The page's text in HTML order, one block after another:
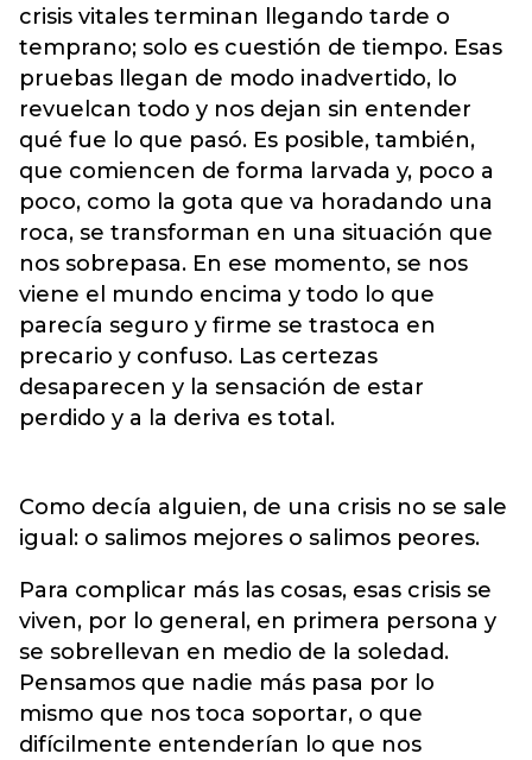
crisis vitales terminan llegando tarde o
temprano; solo es cuestión de tiempo. Esas
pruebas llegan de modo inadvertido, lo
revuelcan todo y nos dejan sin entender
qué fue lo que pasó. Es posible, también,
que comiencen de forma larvada y, poco a
poco, como la gota que va horadando una
roca, se transforman en una situación que
nos sobrepasa. En ese momento, se nos
viene el mundo encima y todo lo que
parecía seguro y firme se trastoca en
precario y confuso. Las certezas
desaparecen y la sensación de estar
perdido y a la deriva es total.
Como decía alguien, de una crisis no se sale
igual: o salimos mejores o salimos peores.
Para complicar más las cosas, esas crisis se
viven, por lo general, en primera persona y
se sobrellevan en medio de la soledad.
Pensamos que nadie más pasa por lo
mismo que nos toca soportar, o que
difícilmente entenderían lo que nos